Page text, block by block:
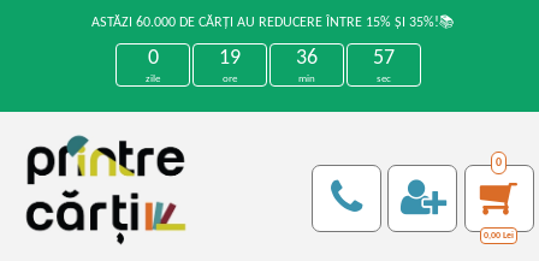
ASTĂZI 60.000 DE CĂRȚI AU REDUCERE ÎNTRE 15% ȘI 35%!📚
0
zile
19
ore
36
min
57
sec
0
0,00 Lei